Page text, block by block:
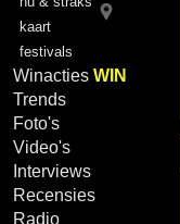
kaart
festivals
WinactiesWIN
Trends
Foto's
Video's
Interviews
Recensies
Radio